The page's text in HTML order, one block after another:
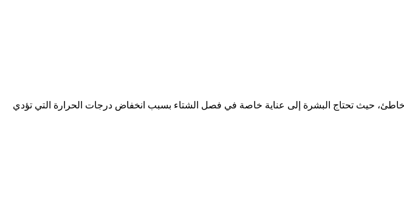
خاطئ، حيث تحتاج البشرة إلى عناية خاصة في فصل الشتاء بسبب انخفاض درجات الحرارة التي تؤدي